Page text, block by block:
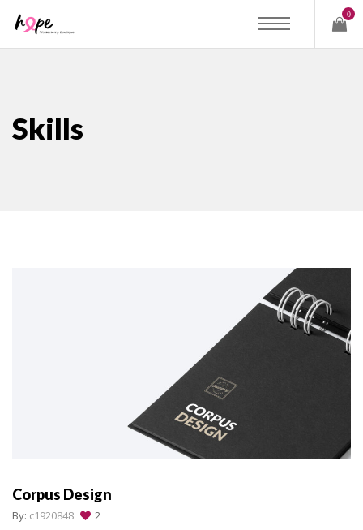
0
Skills
Corpus Design
By: c1920848 2